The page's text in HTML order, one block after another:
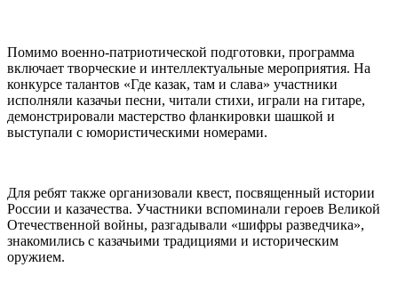
Помимо военно-патриотической подготовки, программа
включает творческие и интеллектуальные мероприятия. На
конкурсе талантов «Где казак, там и слава» участники
исполняли казачьи песни, читали стихи, играли на гитаре,
демонстрировали мастерство фланкировки шашкой и
выступали с юмористическими номерами.
Для ребят также организовали квест, посвященный истории
России и казачества. Участники вспоминали героев Великой
Отечественной войны, разгадывали «шифры разведчика»,
знакомились с казачьими традициями и историческим
оружием.